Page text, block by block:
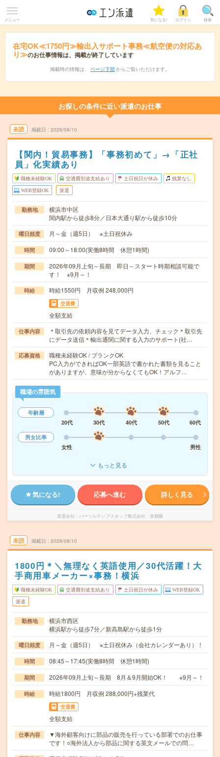
メニュー 気になる! ログイン 検索
在宅OK≪1750円≫輸出入サポート事務≪航空便の対応あ
り≫のお仕事情報は、掲載が終了しています
掲載時の情報は、 ページ下部 からご覧いただけます。
お探しの条件に近い派遣のお仕事
未読 掲載日 2026/08/10
【関内！貿易事務】「事務初めて」→「正社
員」化実績あり
職種未経験OK 交通費別途支給あり 土日祝日が休み 残業なし
WEB登録OK 派遣
勤務地
横浜市中区
関内駅から徒歩8分／日本大通り駅から徒歩10分
曜日頻度 月～金（週5日） ※土日祝休み
時間 09:00～18:00(実働8時間 休憩1時間)
期間
2026年09月上旬～長期 即日～スタート時期相談可能で
す！ ※9月～！
時給 時給1550円 月収例 248,000円
交通費
全額支給
仕事内容
＊取引先の依頼内容を見てデータ入力、チェック＊取引先
にデータ送信＊輸出通関に関する入力のサポート(社…
応募資格
職種未経験OK / ブランクOK
PC入力ができればOK一部英語で書かれた書類を見ること
がありますが、意味が分からなくてもOK！アルフ…
職場の雰囲気
年齢層
20代
30代 40代 50代
60代
男女比率
女性
男性
もっと見る
気になる! 応募へ進む 詳しく見る
派遣会社 パーソルテンプスタッフ株式会社 首都圏
未読 掲載日 2026/08/10
1800円＊＼無理なく英語使用／30代活躍！大
手商用車メーカー×事務！横浜
職種未経験OK 交通費別途支給あり 土日祝日が休み WEB登録OK
派遣
勤務地
横浜市西区
横浜駅から徒歩7分／新高島駅から徒歩1分
曜日頻度 月～金（週5日） ※土日祝休み（会社カレンダーあり）！
時間 08:45～17:45(実働8時間 休憩1時間)
期間 2026年09月上旬～長期 8月＆9月開始OK！ ※9月～！
時給 時給1800円 月収例 288,000円+残業代
交通費
全額支給
仕事内容
▼海外顧客向けに部品の販売を行っている部署でのお仕事
です！○海外法人から部品に関する英文メールでの問…